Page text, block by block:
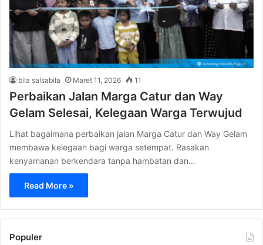
bila salsabila Maret 11, 2026 11
Perbaikan Jalan Marga Catur dan Way
Gelam Selesai, Kelegaan Warga Terwujud
Lihat bagaimana perbaikan jalan Marga Catur dan Way Gelam
membawa kelegaan bagi warga setempat. Rasakan
kenyamanan berkendara tanpa hambatan dan…
Read More »
Populer